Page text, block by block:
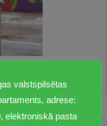
valstspilsētas
adrese:
elektroniskā pasta